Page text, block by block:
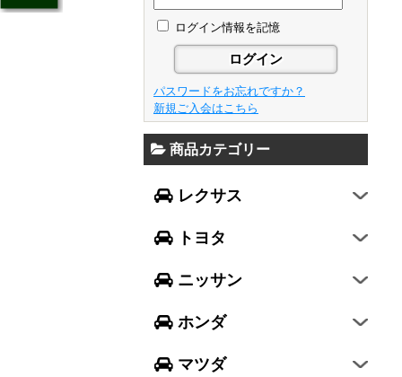
ログイン情報を記憶
パスワードをお忘れですか？
新規ご入会はこちら
商品カテゴリー
レクサス
GS F
NX
RX
LX570
RC
LC
トヨタ
カローラ フィールダー
プリウスα
FJクルーザー
CH-R
ハリアー
86
ニッサン
セレナ
エルグランド
エクストレイル
ティアナ
スカイライン
GT-R
ホンダ
フリード
N-ONE
N-BOX
N-BOX SLASH
N-BOX+
N-WGN
グレイス
ヴェゼル
マツダ
フレアワゴン
フレアクロスオーバー
キャロル
デミオ
アクセラ スポーツ
アテンザ ワゴン
CX-3
ビアンテ
レガシィ B4
レガシィ アウトバック
WRX S4
インプレッサ スポーツ
インプレッサ G4
ミラ イース
ミラ
ミラ ココア
ムーヴ キャンバス
タント
スペーシア
ハスラー
エヴリィワゴン